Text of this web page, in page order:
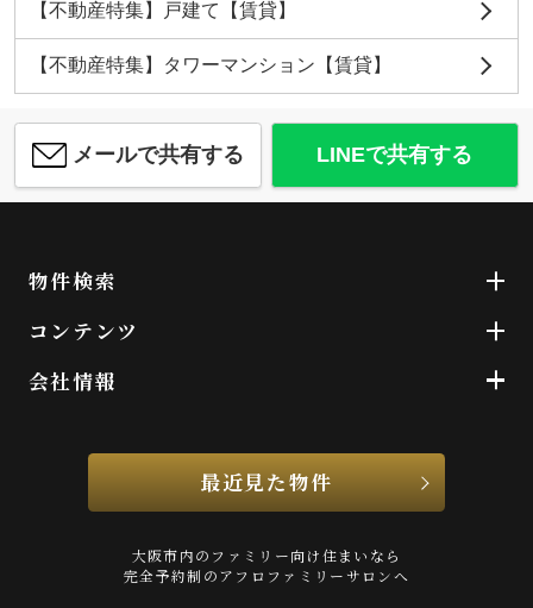
【不動産特集】戸建て【賃貸】
【不動産特集】タワーマンション【賃貸】
メールで共有する LINEで共有する
物件検索
コンテンツ
会社情報
最近見た物件
大阪市内のファミリー向け住まいなら
完全予約制のアフロファミリーサロンへ